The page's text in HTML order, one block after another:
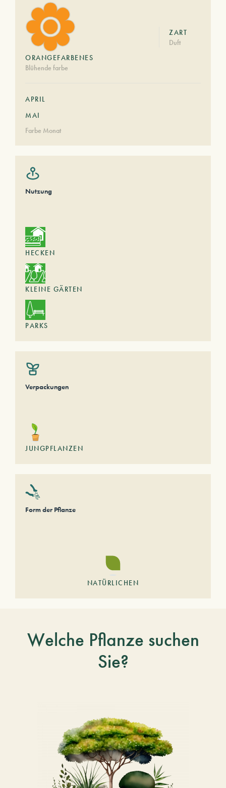
ORANGEFARBENES
Blühende farbe
ZART
Duft
APRIL
MAI
Farbe Monat
Nutzung
HECKEN
KLEINE GÄRTEN
PARKS
Verpackungen
JUNGPFLANZEN
Form der Pflanze
NATÜRLICHEN
Welche Pflanze suchen
Sie?